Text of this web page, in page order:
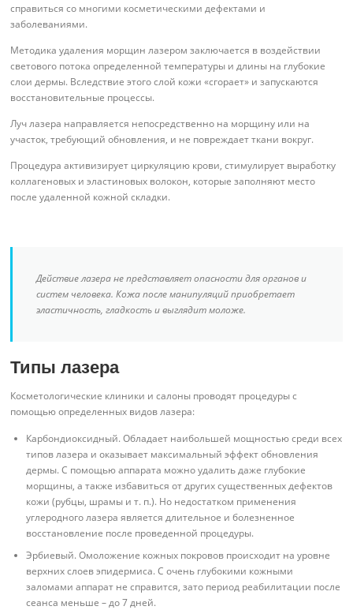
справиться со многими косметическими дефектами и
заболеваниями.
Методика удаления морщин лазером заключается в воздействии
светового потока определенной температуры и длины на глубокие
слои дермы. Вследствие этого слой кожи «сгорает» и запускаются
восстановительные процессы.
Луч лазера направляется непосредственно на морщину или на
участок, требующий обновления, и не повреждает ткани вокруг.
Процедура активизирует циркуляцию крови, стимулирует выработку
коллагеновых и эластиновых волокон, которые заполняют место
после удаленной кожной складки.
Действие лазера не представляет опасности для органов и
систем человека. Кожа после манипуляций приобретает
эластичность, гладкость и выглядит моложе.
Типы лазера
Косметологические клиники и салоны проводят процедуры с
помощью определенных видов лазера:
Карбондиоксидный. Обладает наибольшей мощностью среди всех
типов лазера и оказывает максимальный эффект обновления
дермы. С помощью аппарата можно удалить даже глубокие
морщины, а также избавиться от других существенных дефектов
кожи (рубцы, шрамы и т. п.). Но недостатком применения
углеродного лазера является длительное и болезненное
восстановление после проведенной процедуры.
Эрбиевый. Омоложение кожных покровов происходит на уровне
верхних слоев эпидермиса. С очень глубокими кожными
заломами аппарат не справится, зато период реабилитации после
сеанса меньше – до 7 дней.